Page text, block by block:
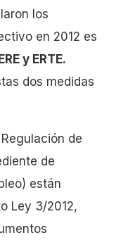
los
en 2012 es
y ERTE.
dos medidas
de
de
están
Ley 3/2012,